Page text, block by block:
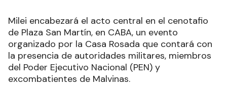
Milei encabezará el acto central en el cenotafio
de Plaza San Martín, en CABA, un evento
organizado por la Casa Rosada que contará con
la presencia de autoridades militares, miembros
del Poder Ejecutivo Nacional (PEN) y
excombatientes de Malvinas.